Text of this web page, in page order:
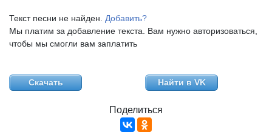
Текст песни не найден. Добавить?
Мы платим за добавление текста. Вам нужно авторизоваться,
чтобы мы смогли вам заплатить
Скачать Найти в VK
Поделиться